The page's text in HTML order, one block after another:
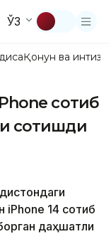
ЎЗ
Қонун ва
сотиб
сотишди
iPhone 14 сотиб
даҳшатли